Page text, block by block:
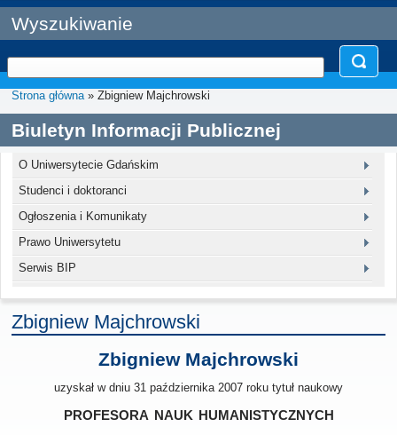
Wyszukiwanie
Strona główna» Zbigniew Majchrowski
Biuletyn Informacji Publicznej
O Uniwersytecie Gdańskim
Studenci i doktoranci
Ogłoszenia i Komunikaty
Prawo Uniwersytetu
Serwis BIP
Zbigniew Majchrowski
Zbigniew Majchrowski
uzyskał w dniu 31 października 2007 roku tytuł naukowy
profesora nauk humanistycznych